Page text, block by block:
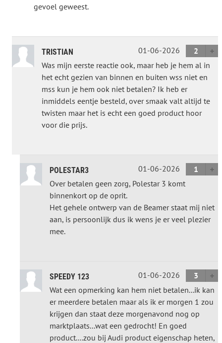
gevoel geweest.
TRISTIAN 01-06-2026
2
Was mijn eerste reactie ook, maar heb je hem al in
het echt gezien van binnen en buiten wss niet en
mss kun je hem ook niet betalen? Ik heb er
inmiddels eentje besteld, over smaak valt altijd te
twisten maar het is echt een goed product hoor
voor die prijs.
POLESTAR3 01-06-2026
1
Over betalen geen zorg, Polestar 3 komt
binnenkort op de oprit.
Het gehele ontwerp van de Beamer staat mij niet
aan, is persoonlijk dus ik wens je er veel plezier
mee.
SPEEDY 123 01-06-2026
3
Wat een opmerking kan hem niet betalen...ik kan
er meerdere betalen maar als ik er morgen 1 zou
krijgen dan staat deze morgenavond nog op
marktplaats...wat een gedrocht! En goed
product....zou bij Audi product eigenschap heten,